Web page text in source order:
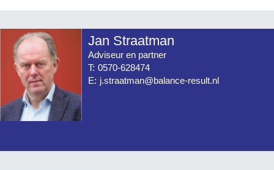
Jan Straatman
Adviseur en partner
T: 0570-628474
E: j.straatman@balance-result.nl